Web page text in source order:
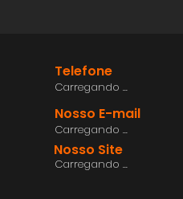
Telefone
Carregando ...
Nosso E-mail
Carregando ...
Carregando ...
Nosso Site